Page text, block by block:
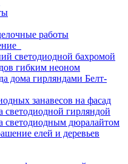
работы
светодиодной бахромой
гибким неоном
дома гирляндами Белт-
занавесов на фасад
светодиодной гирляндой
светодиодным дюралайтом
елей и деревьев